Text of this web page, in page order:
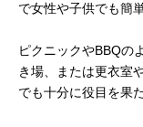
で女性や子供でも簡
ピクニックやBBQの
き場、または更衣室
でも十分に役目を果